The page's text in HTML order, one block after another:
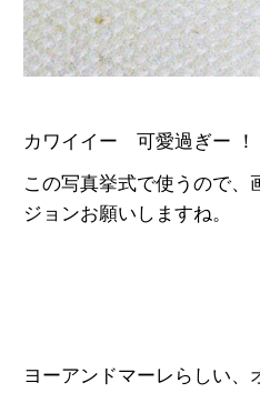
カワイイー 可愛過ぎー ！
この写真挙式で使うので、
ジョンお願いしますね。
ヨーアンドマーレらしい、